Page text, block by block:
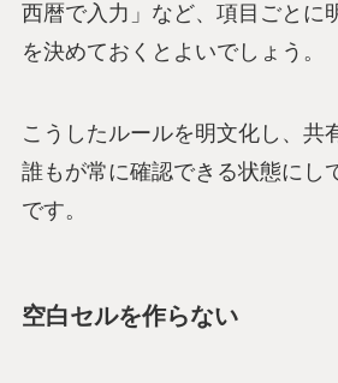
西暦で入力」など、項目ごとに
を決めておくとよいでしょう。
こうしたルールを明文化し、共
誰もが常に確認できる状態にし
です。
空白セルを作らない